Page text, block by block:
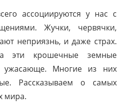
ассоциируются у нас с
Жучки, червячки,
неприязнь, и даже страх.
эти крошечные земные
ужасающе. Многие из них
Рассказываем о самых
мира.